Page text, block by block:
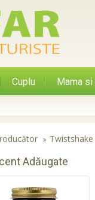
Cuplu Mama
Twistshake
Adăugate